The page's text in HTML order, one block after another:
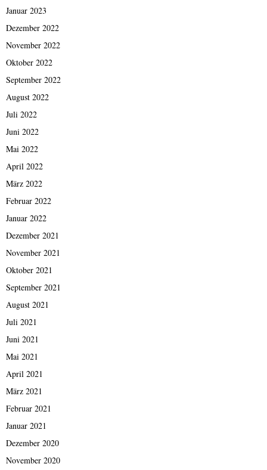
Januar 2023
Dezember 2022
November 2022
Oktober 2022
September 2022
August 2022
Juli 2022
Juni 2022
Mai 2022
April 2022
März 2022
Februar 2022
Januar 2022
Dezember 2021
November 2021
Oktober 2021
September 2021
August 2021
Juli 2021
Juni 2021
Mai 2021
April 2021
März 2021
Februar 2021
Januar 2021
Dezember 2020
November 2020